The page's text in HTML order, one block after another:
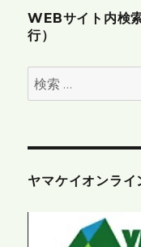
WEBサイト内検
行）
検
索:
ヤマケイオンラ